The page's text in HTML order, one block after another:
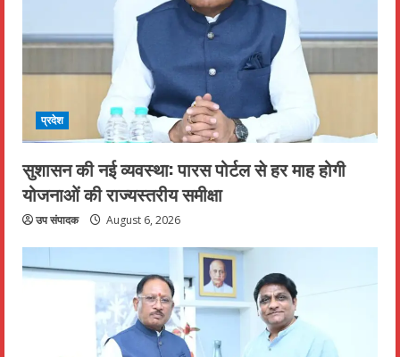
प्रदेश
सुशासन की नई व्यवस्था: पारस पोर्टल से हर माह होगी
योजनाओं की राज्यस्तरीय समीक्षा
उप संपादक August 6, 2026